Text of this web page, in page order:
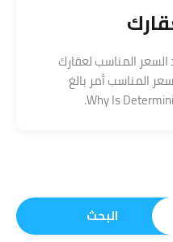
المناسب لعقارك
المناسب أمر بالغ
البحث